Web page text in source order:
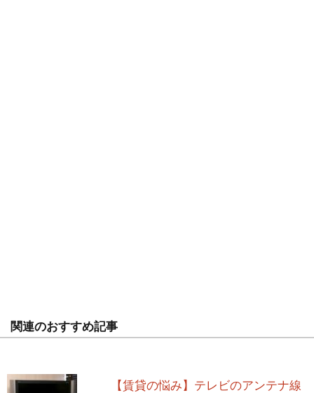
関連のおすすめ記事
【賃貸の悩み】テレビのアンテナ線